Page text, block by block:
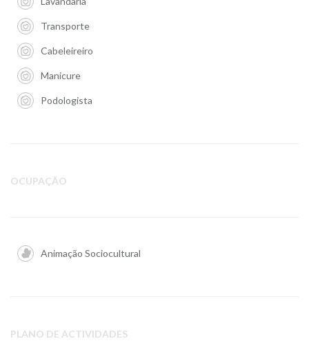
Transporte
Cabeleireiro
Manicure
Podologista
OCUPAÇÃO
Animação Sociocultural
PLANO DE ACTIVIDADES